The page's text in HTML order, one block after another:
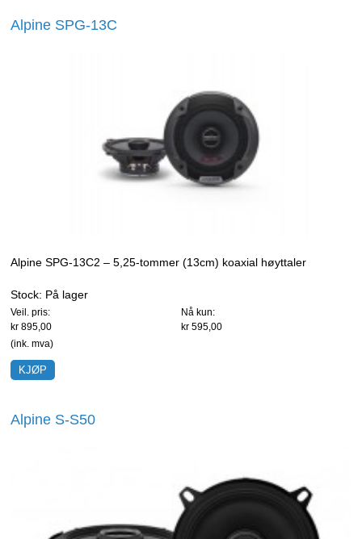
Alpine SPG-13C
Alpine SPG-13C2 – 5,25-tommer (13cm) koaxial høyttaler
Stock: På lager
Veil. pris:
kr 895,00
Nå kun:
kr 595,00
(ink. mva)
Alpine S-S50